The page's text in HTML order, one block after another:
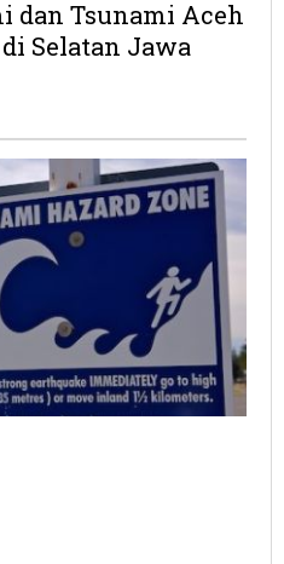
dan
Selatan
Jawa
dan Tsunami Aceh
Selatan Jawa